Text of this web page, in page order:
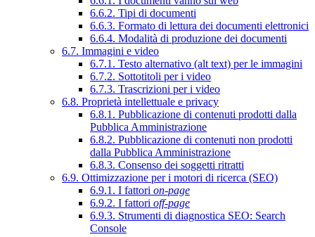
6.6.2. Tipi di documenti
6.6.3. Formato di lettura dei documenti elettronici
6.6.4. Modalità di produzione dei documenti
6.7. Immagini e video
6.7.1. Testo alternativo (alt text) per le immagini
6.7.2. Sottotitoli per i video
6.7.3. Trascrizioni per i video
6.8. Proprietà intellettuale e privacy
6.8.1. Pubblicazione di contenuti prodotti dalla
Pubblica Amministrazione
6.8.2. Pubblicazione di contenuti non prodotti
dalla Pubblica Amministrazione
6.8.3. Consenso dei soggetti ritratti
6.9. Ottimizzazione per i motori di ricerca (SEO)
6.9.1. I fattori on-page
6.9.2. I fattori off-page
6.9.3. Strumenti di diagnostica SEO: Search
Console